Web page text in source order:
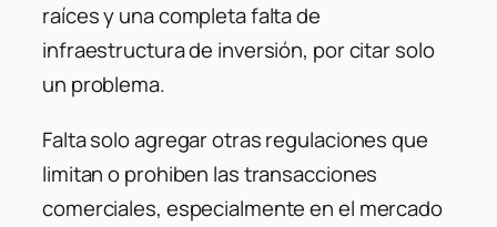
raíces y una completa falta de
infraestructura de inversión, por citar solo
un problema.
Falta solo agregar otras regulaciones que
limitan o prohiben las transacciones
comerciales, especialmente en el mercado